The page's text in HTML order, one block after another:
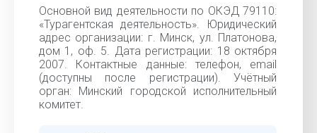
Основной вид деятельности по ОКЭД 79110:
«Турагентская деятельность». Юридический
адрес организации: г. Минск, ул. Платонова,
дом 1, оф. 5. Дата регистрации: 18 октября
2007. Контактные данные: телефон, email
(доступны после регистрации). Учётный
орган: Минский городской исполнительный
комитет.